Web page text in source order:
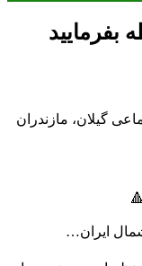
گیلان، مازندران
ایران…